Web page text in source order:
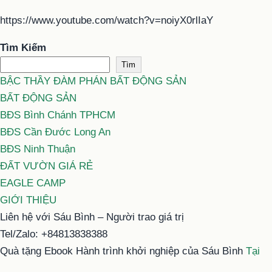
https://www.youtube.com/watch?v=noiyX0rlIaY
Tìm Kiếm
Tìm
BẬC THẦY ĐÀM PHÁN BẤT ĐỘNG SẢN
BẤT ĐỘNG SẢN
BĐS Bình Chánh TPHCM
BĐS Cần Đước Long An
BĐS Ninh Thuận
ĐẤT VƯỜN GIÁ RẺ
EAGLE CAMP
GIỚI THIỆU
Liên hệ với Sáu Bình – Người trao giá trị
Tel/Zalo: +84813838388
Quà tặng Ebook Hành trình khởi nghiệp của Sáu Bình Tại